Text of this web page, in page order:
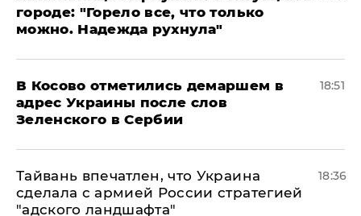
городе: "Горело все, что только
можно. Надежда рухнула"
В Косово отметились демаршем в
адрес Украины после слов
Зеленского в Сербии
18:51
Тайвань впечатлен, что Украина
сделала с армией России стратегией
"адского ландшафта"
18:36